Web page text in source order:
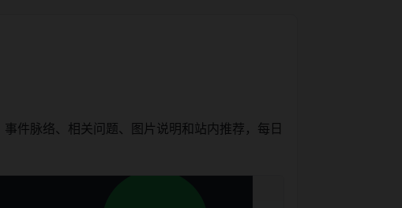
件脉络、相关问题、图片说明和站内推荐，每日